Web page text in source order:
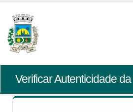
Verificar Autenticidade